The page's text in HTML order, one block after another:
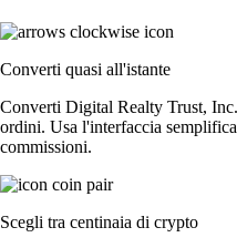
Converti quasi all'istante
Converti Digital Realty Trust,
ordini. Usa l'interfaccia
commissioni.
Scegli tra centinaia di crypto